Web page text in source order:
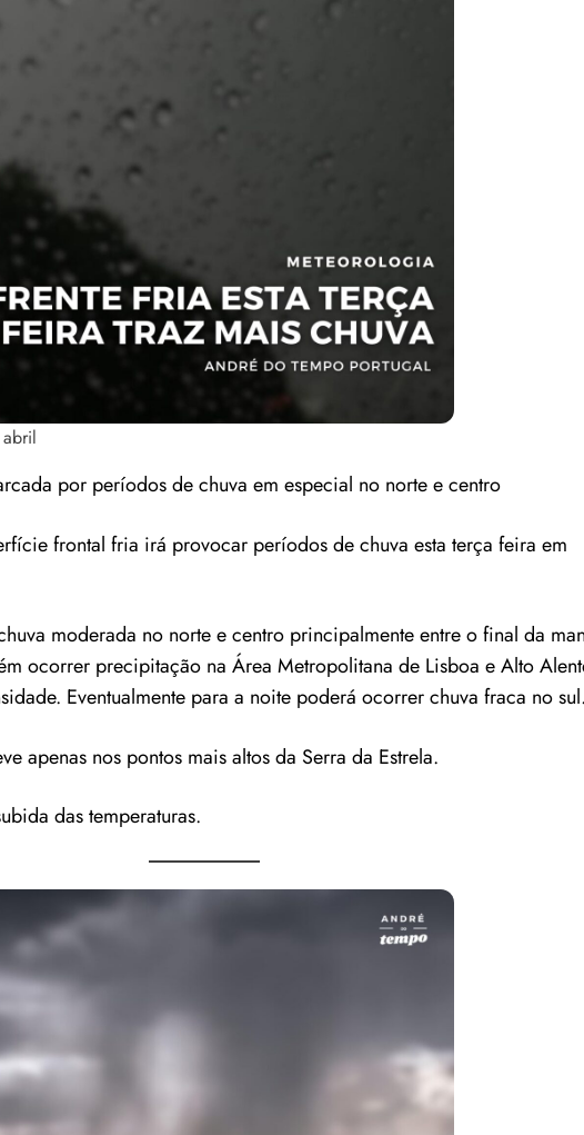
por períodos de chuva em especial no norte e centro
frontal fria irá provocar períodos de chuva esta terça feira em
moderada no norte e centro principalmente entre o final da
ocorrer precipitação na Área Metropolitana de Lisboa e Alto
Eventualmente para a noite poderá ocorrer chuva fraca no sul.
apenas nos pontos mais altos da Serra da Estrela.
das temperaturas.